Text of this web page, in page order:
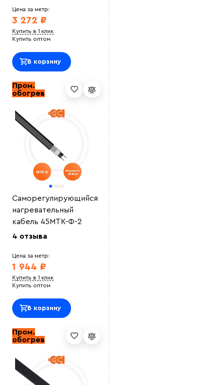
Цена за метр:
3 272 ₽
Купить в 1 клик
Купить оптом
В корзину
Пром.
обогрев
Саморегулирующийся
нагревательный
кабель 45МТК-Ф-2
4 отзыва
Цена за метр:
1 944 ₽
Купить в 1 клик
Купить оптом
В корзину
Пром.
обогрев